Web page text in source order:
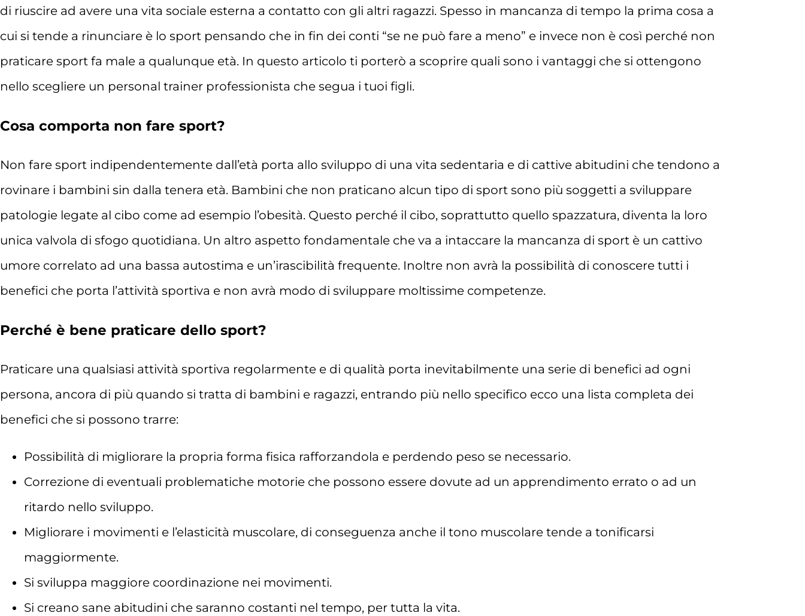
di riuscire ad avere una vita sociale esterna a contatto con gli altri ragazzi. Spesso in mancanza di tempo la prima cosa a
cui si tende a rinunciare è lo sport pensando che in fin dei conti “se ne può fare a meno” e invece non è così perché non
praticare sport fa male a qualunque età. In questo articolo ti porterò a scoprire quali sono i vantaggi che si ottengono
nello scegliere un personal trainer professionista che segua i tuoi figli.
Cosa comporta non fare sport?
Non fare sport indipendentemente dall’età porta allo sviluppo di una vita sedentaria e di cattive abitudini che tendono a
rovinare i bambini sin dalla tenera età. Bambini che non praticano alcun tipo di sport sono più soggetti a sviluppare
patologie legate al cibo come ad esempio l’obesità. Questo perché il cibo, soprattutto quello spazzatura, diventa la loro
unica valvola di sfogo quotidiana. Un altro aspetto fondamentale che va a intaccare la mancanza di sport è un cattivo
umore correlato ad una bassa autostima e un’irascibilità frequente. Inoltre non avrà la possibilità di conoscere tutti i
benefici che porta l’attività sportiva e non avrà modo di sviluppare moltissime competenze.
Perché è bene praticare dello sport?
Praticare una qualsiasi attività sportiva regolarmente e di qualità porta inevitabilmente una serie di benefici ad ogni
persona, ancora di più quando si tratta di bambini e ragazzi, entrando più nello specifico ecco una lista completa dei
benefici che si possono trarre:
Possibilità di migliorare la propria forma fisica rafforzandola e perdendo peso se necessario.
Correzione di eventuali problematiche motorie che possono essere dovute ad un apprendimento errato o ad un
ritardo nello sviluppo.
Migliorare i movimenti e l’elasticità muscolare, di conseguenza anche il tono muscolare tende a tonificarsi
maggiormente.
Si sviluppa maggiore coordinazione nei movimenti.
Si creano sane abitudini che saranno costanti nel tempo, per tutta la vita.